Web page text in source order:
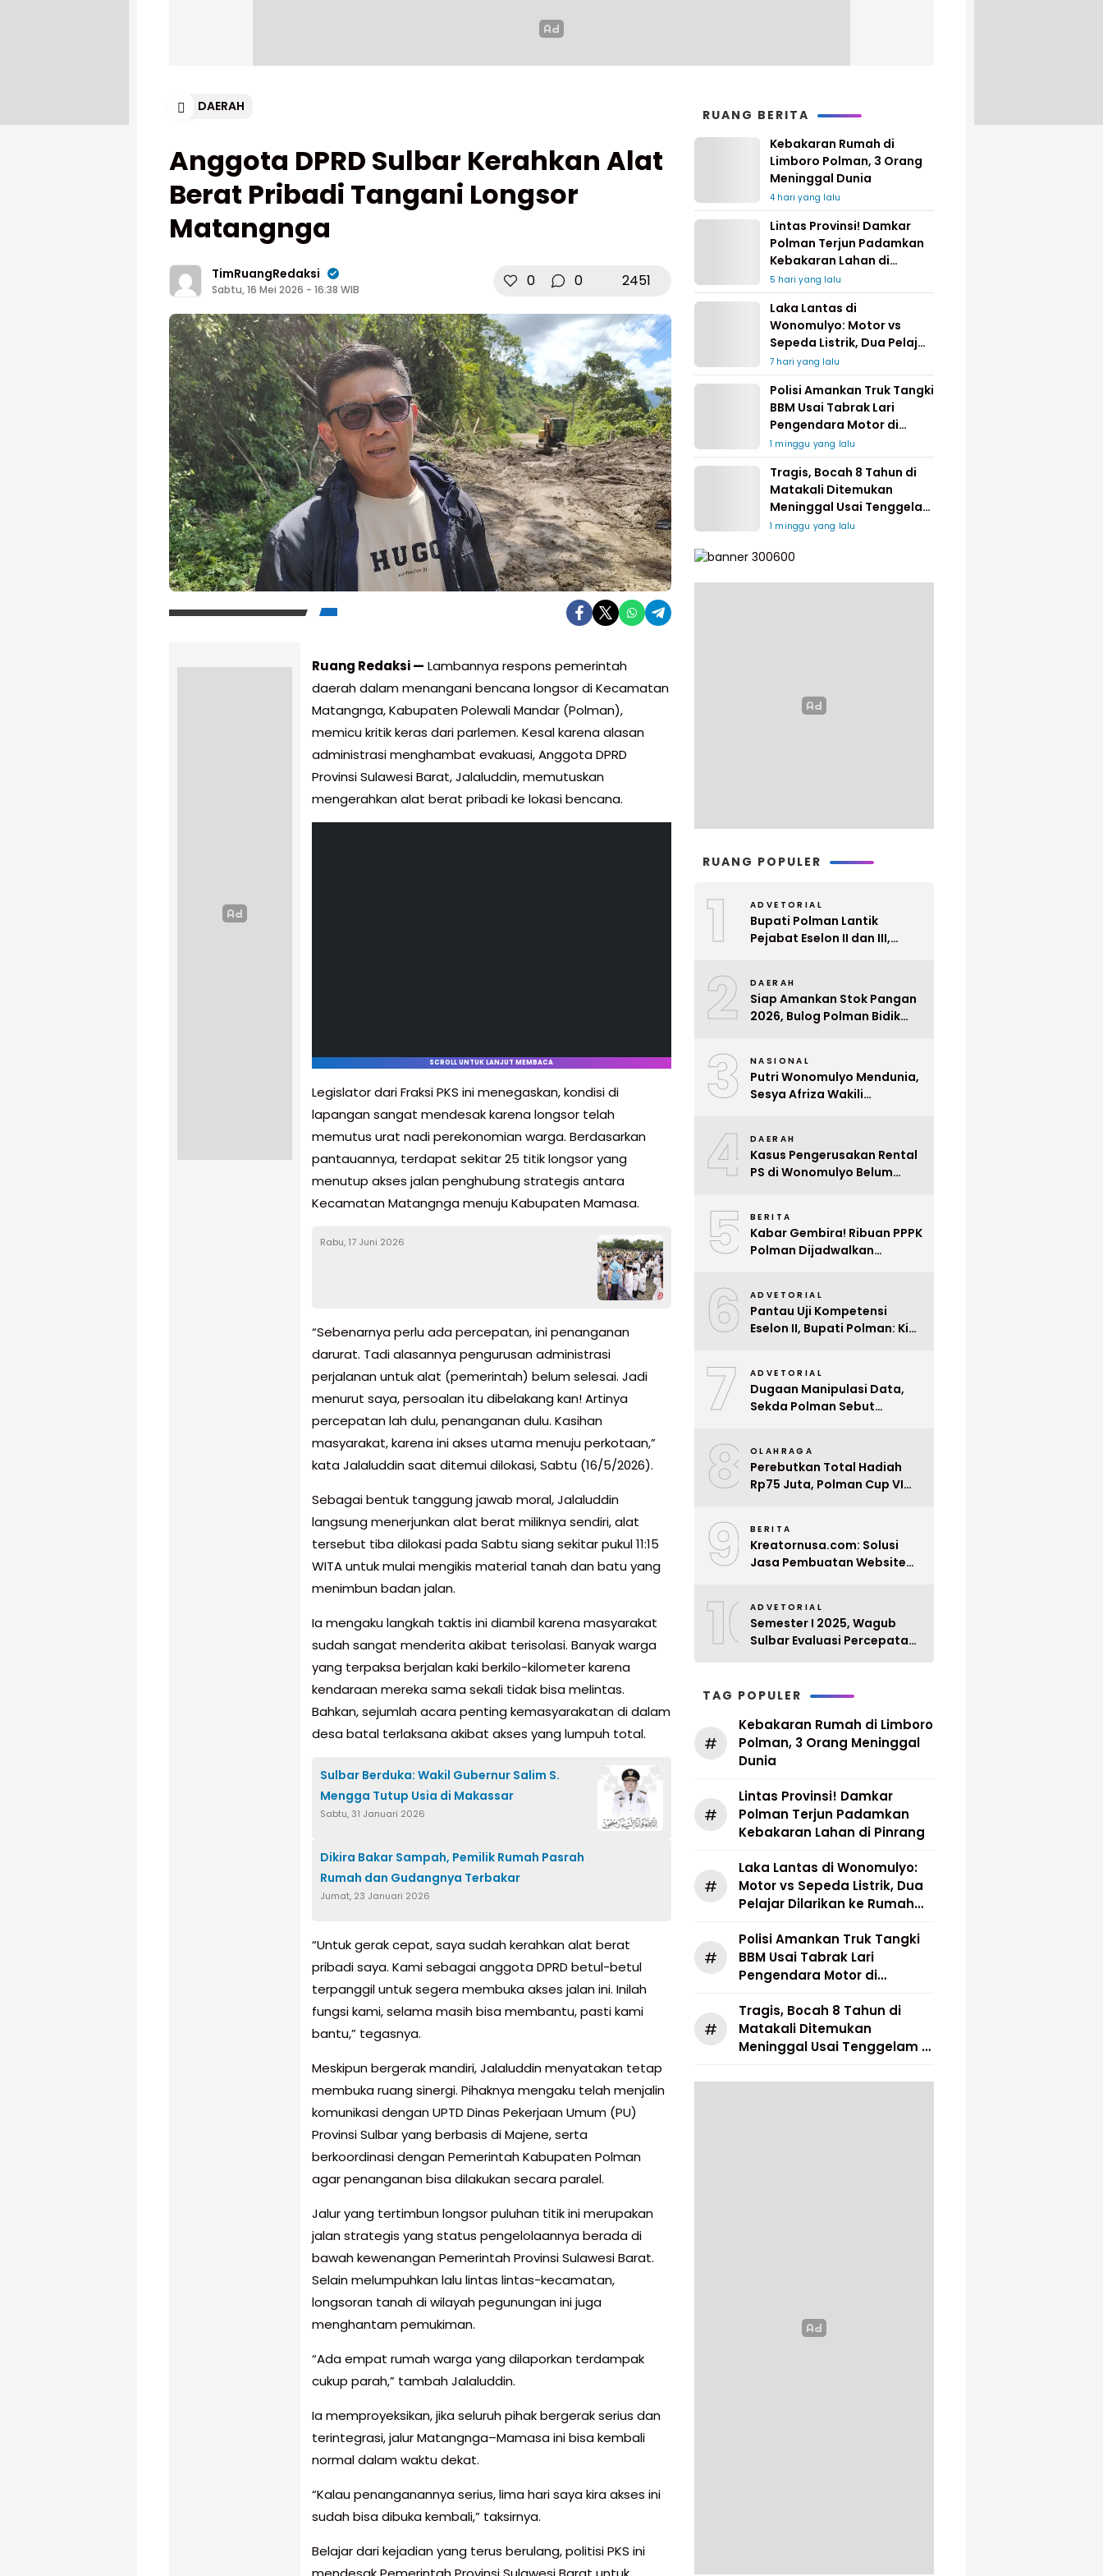
DAERAH
Anggota DPRD Sulbar Kerahkan Alat
Berat Pribadi Tangani Longsor
Matangnga
TimRuangRedaksi
Sabtu, 16 Mei 2026 - 16:38 WIB 0 0 2451
Ruang Redaksi — Lambannya respons pemerintah
daerah dalam menangani bencana longsor di Kecamatan
Matangnga, Kabupaten Polewali Mandar (Polman),
memicu kritik keras dari parlemen. Kesal karena alasan
administrasi menghambat evakuasi, Anggota DPRD
Provinsi Sulawesi Barat, Jalaluddin, memutuskan
mengerahkan alat berat pribadi ke lokasi bencana.
SCROLL UNTUK LANJUT MEMBACA
Legislator dari Fraksi PKS ini menegaskan, kondisi di
lapangan sangat mendesak karena longsor telah
memutus urat nadi perekonomian warga. Berdasarkan
pantauannya, terdapat sekitar 25 titik longsor yang
menutup akses jalan penghubung strategis antara
Kecamatan Matangnga menuju Kabupaten Mamasa.
Rabu, 17 Juni 2026
“Sebenarnya perlu ada percepatan, ini penanganan
darurat. Tadi alasannya pengurusan administrasi
perjalanan untuk alat (pemerintah) belum selesai. Jadi
menurut saya, persoalan itu dibelakang kan! Artinya
percepatan lah dulu, penanganan dulu. Kasihan
masyarakat, karena ini akses utama menuju perkotaan,”
kata Jalaluddin saat ditemui dilokasi, Sabtu (16/5/2026).
Sebagai bentuk tanggung jawab moral, Jalaluddin
langsung menerjunkan alat berat miliknya sendiri, alat
tersebut tiba dilokasi pada Sabtu siang sekitar pukul 11:15
WITA untuk mulai mengikis material tanah dan batu yang
menimbun badan jalan.
Ia mengaku langkah taktis ini diambil karena masyarakat
sudah sangat menderita akibat terisolasi. Banyak warga
yang terpaksa berjalan kaki berkilo-kilometer karena
kendaraan mereka sama sekali tidak bisa melintas.
Bahkan, sejumlah acara penting kemasyarakatan di dalam
desa batal terlaksana akibat akses yang lumpuh total.
Sulbar Berduka: Wakil Gubernur Salim S.
Mengga Tutup Usia di Makassar
Sabtu, 31 Januari 2026
Dikira Bakar Sampah, Pemilik Rumah Pasrah
Rumah dan Gudangnya Terbakar
Jumat, 23 Januari 2026
“Untuk gerak cepat, saya sudah kerahkan alat berat
pribadi saya. Kami sebagai anggota DPRD betul-betul
terpanggil untuk segera membuka akses jalan ini. Inilah
fungsi kami, selama masih bisa membantu, pasti kami
bantu,” tegasnya.
Meskipun bergerak mandiri, Jalaluddin menyatakan tetap
membuka ruang sinergi. Pihaknya mengaku telah menjalin
komunikasi dengan UPTD Dinas Pekerjaan Umum (PU)
Provinsi Sulbar yang berbasis di Majene, serta
berkoordinasi dengan Pemerintah Kabupaten Polman
agar penanganan bisa dilakukan secara paralel.
Jalur yang tertimbun longsor puluhan titik ini merupakan
jalan strategis yang status pengelolaannya berada di
bawah kewenangan Pemerintah Provinsi Sulawesi Barat.
Selain melumpuhkan lalu lintas lintas-kecamatan,
longsoran tanah di wilayah pegunungan ini juga
menghantam pemukiman.
“Ada empat rumah warga yang dilaporkan terdampak
cukup parah,” tambah Jalaluddin.
Ia memproyeksikan, jika seluruh pihak bergerak serius dan
terintegrasi, jalur Matangnga–Mamasa ini bisa kembali
normal dalam waktu dekat.
“Kalau penanganannya serius, lima hari saya kira akses ini
sudah bisa dibuka kembali,” taksirnya.
Belajar dari kejadian yang terus berulang, politisi PKS ini
RUANG BERITA
Kebakaran Rumah di
Limboro Polman, 3 Orang
Meninggal Dunia
4 hari yang lalu
Lintas Provinsi! Damkar
Polman Terjun Padamkan
Kebakaran Lahan di
Pinrang
5 hari yang lalu
Laka Lantas di
Wonomulyo: Motor vs
Sepeda Listrik, Dua Pelajar
Dilarikan ke Rumah Sakit
7 hari yang lalu
Polisi Amankan Truk Tangki
BBM Usai Tabrak Lari
Pengendara Motor di
Matakali
1 minggu yang lalu
Tragis, Bocah 8 Tahun di
Matakali Ditemukan
Meninggal Usai Tenggelam
di Sungai
1 minggu yang lalu
RUANG POPULER
1 ADVETORIAL
Bupati Polman Lantik
Pejabat Eselon II dan III,
2 DAERAH
Siap Amankan Stok Pangan
2026, Bulog Polman Bidik
3 NASIONAL
Putri Wonomulyo Mendunia,
Sesya Afriza Wakili
4 DAERAH
Kasus Pengerusakan Rental
PS di Wonomulyo Belum
Pelaku
5 BERITA
Kabar Gembira! Ribuan PPPK
Polman Dijadwalkan
6 ADVETORIAL
Pantau Uji Kompetensi
Eselon II, Bupati Polman: Kita
7 ADVETORIAL
Dugaan Manipulasi Data,
Sekda Polman Sebut
Ditunda
8 OLAHRAGA
Perebutkan Total Hadiah
Rp75 Juta, Polman Cup VI
9 BERITA
Kreatornusa.com: Solusi
Jasa Pembuatan Website
10ADVETORIAL
Semester I 2025, Wagub
Sulbar Evaluasi Percepatan
TAG POPULER
#
Kebakaran Rumah di Limboro
Polman, 3 Orang Meninggal
Dunia
#
Lintas Provinsi! Damkar
Polman Terjun Padamkan
Kebakaran Lahan di Pinrang
#
Laka Lantas di Wonomulyo:
Motor vs Sepeda Listrik, Dua
Pelajar Dilarikan ke Rumah
#
Polisi Amankan Truk Tangki
BBM Usai Tabrak Lari
Pengendara Motor di
#
Tragis, Bocah 8 Tahun di
Matakali Ditemukan
Meninggal Usai Tenggelam di